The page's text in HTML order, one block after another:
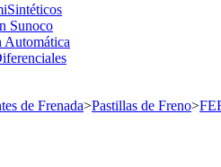
Sunoco
Automática
de Frenada>Pastillas de Freno>